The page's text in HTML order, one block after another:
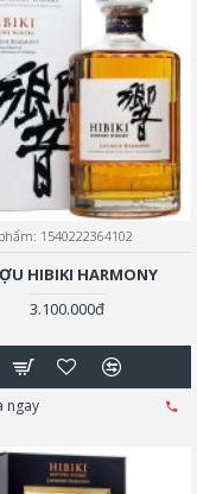
1540222364102
HIBIKI HARMONY
3.100.000đ
ngay